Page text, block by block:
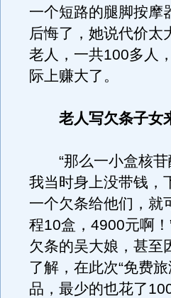
一个短路的腿脚按摩
后悔了，她说代价太
老人，一共100多人
际上赚大了。
老人写欠条子女
“那么一小盒核苷
我当时身上没带钱，
一个欠条给他们，就
程10盒，4900元啊
欠条的吴大娘，甚至
了解，在此次“免费
品，最少的也花了